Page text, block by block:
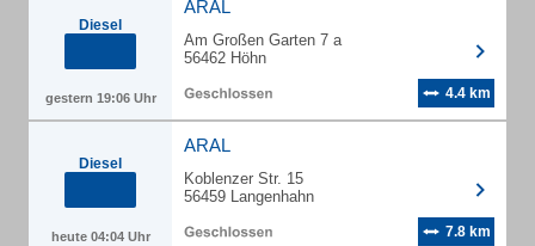
Diesel
gestern 19:06 Uhr
ARAL
Am Großen Garten 7 a
56462 Höhn
4.4 km
Diesel
heute 04:04 Uhr
ARAL
Koblenzer Str. 15
56459 Langenhahn
7.8 km